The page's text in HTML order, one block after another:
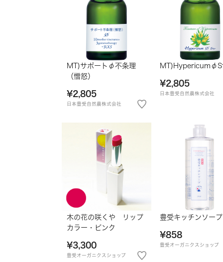
MT)サポートφ不条理
（憎怒）
¥2,805
日本豊受自然農株式会社
¥2,805
日本豊受自然農株式会社
木の花の咲くや リップ
カラー・ピンク
¥3,300
豊受オーガニクスショップ
豊受キッチンソープ
¥858
豊受オーガニクスショップ